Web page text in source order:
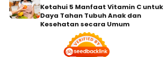
Ketahui 5 Manfaat Vitamin C untuk
Daya Tahan Tubuh Anak dan
Kesehatan secara Umum